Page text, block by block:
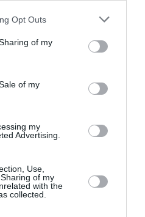
Opt Outs
of my
of my
my
Advertising.
Use,
of my
with the
collected.
la Modena, orașul în care
obiectul intențiilor sale
a încercat să dea
ori. „Să sară-n aer”
de o femeie într-
ce mânca liniștit pe